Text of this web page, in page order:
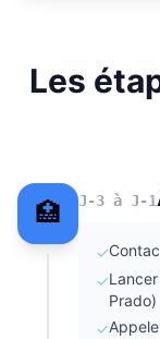
Les
🏥 J-3 à J-1
✓
✓
Prado)
✓